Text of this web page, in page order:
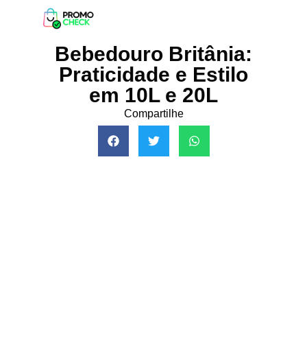
Bebedouro Britânia:
Praticidade e Estilo
em 10L e 20L
Compartilhe